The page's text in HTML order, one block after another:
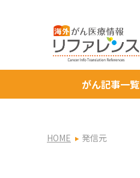
がん記事一覧
HOME 発信元